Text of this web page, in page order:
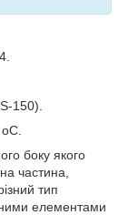
150).
боку якого
частина,
тип
елементами